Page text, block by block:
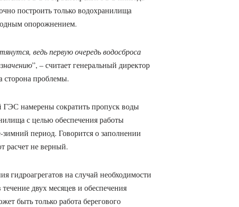
построить только водохранилища
опорожнением.
ведь первую очередь водосброса
”, – считает генеральный директор
сторона проблемы.
намерены сократить пропуск воды
с целью обеспечения работы
период. Говорится о заполнении
расчет не верный.
гидроагрегатов на случай необходимости
двух месяцев и обеспечения
быть только работа берегового